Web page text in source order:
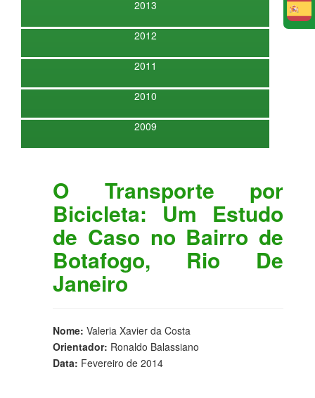
2013
2012
2011
2010
2009
O Transporte por
Bicicleta: Um Estudo
de Caso no Bairro de
Botafogo, Rio De
Janeiro
Nome: Valeria Xavier da Costa
Orientador: Ronaldo Balassiano
Data: Fevereiro de 2014